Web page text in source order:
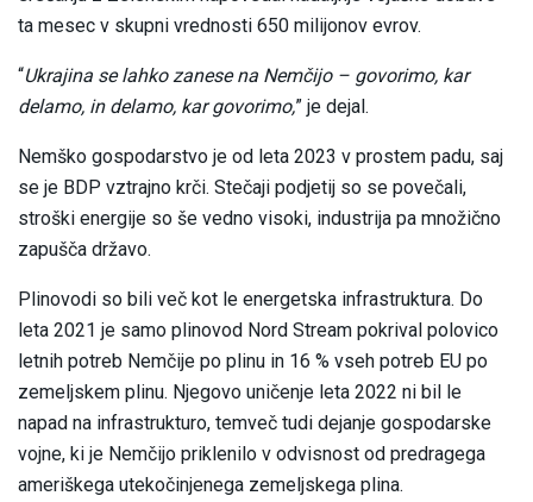
ta mesec v skupni vrednosti 650 milijonov evrov.
“Ukrajina se lahko zanese na Nemčijo – govorimo, kar
delamo, in delamo, kar govorimo,” je dejal.
Nemško gospodarstvo je od leta 2023 v prostem padu, saj
se je BDP vztrajno krči. Stečaji podjetij so se povečali,
stroški energije so še vedno visoki, industrija pa množično
zapušča državo.
Plinovodi so bili več kot le energetska infrastruktura. Do
leta 2021 je samo plinovod Nord Stream pokrival polovico
letnih potreb Nemčije po plinu in 16 % vseh potreb EU po
zemeljskem plinu. Njegovo uničenje leta 2022 ni bil le
napad na infrastrukturo, temveč tudi dejanje gospodarske
vojne, ki je Nemčijo priklenilo v odvisnost od predragega
ameriškega utekočinjenega zemeljskega plina.